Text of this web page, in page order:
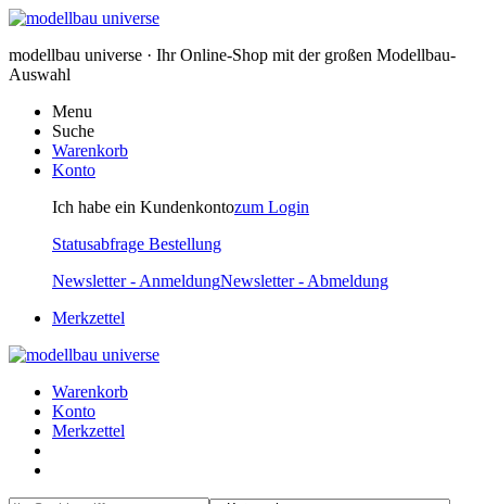
modellbau universe · Ihr Online-Shop mit der großen Modellbau-
Auswahl
Menu
Suche
Warenkorb
Konto
Ich habe ein Kundenkontozum Login
Statusabfrage Bestellung
Newsletter - AnmeldungNewsletter - Abmeldung
Merkzettel
Warenkorb
Konto
Merkzettel